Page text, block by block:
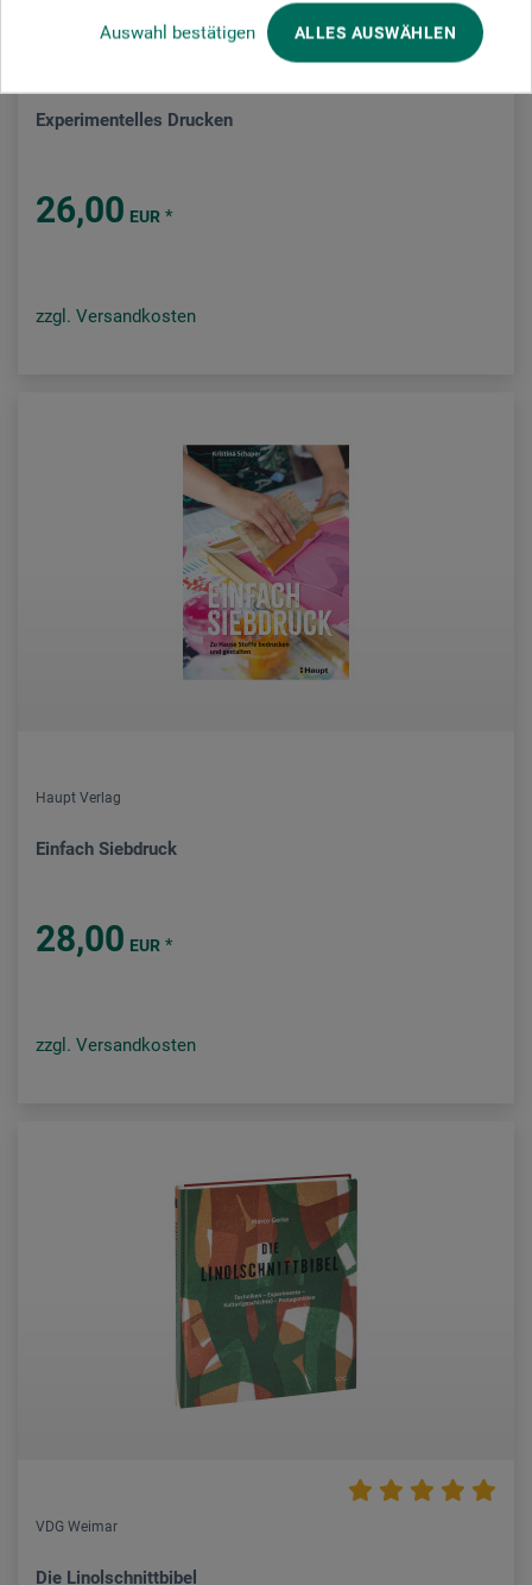
Auswahl bestätigen ALLES AUSWÄHLEN
Experimentelles Drucken
26,00 EUR *
zzgl. Versandkosten
Haupt Verlag
Einfach Siebdruck
28,00 EUR *
zzgl. Versandkosten
VDG Weimar
Die Linolschnittbibel